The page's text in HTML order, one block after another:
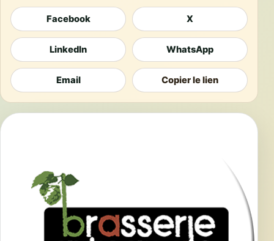
Facebook X
LinkedIn WhatsApp
Email Copier le lien